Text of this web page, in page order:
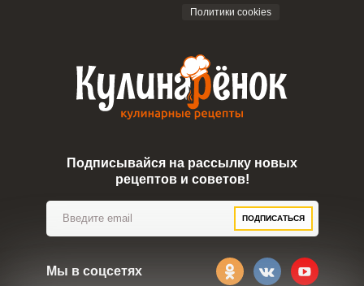
Политики cookies
Подписывайся на рассылку новых
рецептов и советов!
ПОДПИСАТЬСЯ
Мы в соцсетях